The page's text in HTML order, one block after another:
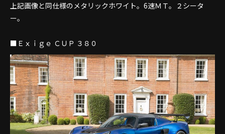
上記画像と同仕様のメタリックホワイト。6速ＭＴ。２シータ
ー。
■Ｅｘｉｇｅ ＣＵＰ ３８０